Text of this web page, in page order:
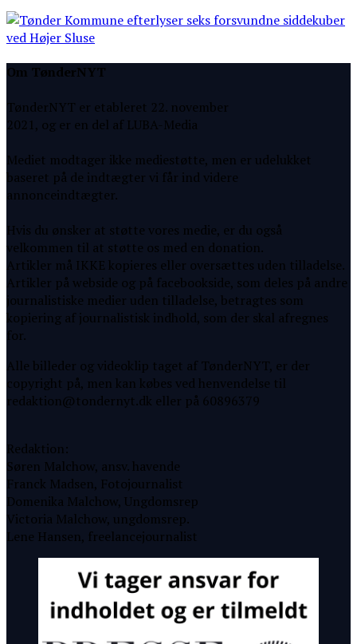
Om TønderNYT
TønderNYT er etableret 22. november
2021, og er en del af LUBA-Media
Mediet modtager ikke mediestøtte, men er udelukket
baseret på de indtægter vi får ind videre
annonceindtægter.
Hvis du ønsker at støtte vores medie, er du også
velkommen til at støtte os med en donation.
Artikler må IKKE kopieres eller oversættes uden tilladelse.
Artikler på webside og på facebookside, som deles på andre
journalistiske medier uden tilladelse, betragtes som
kopiering af journalistisk indhold, som der skal afregnes
for.
Alle billeder og videoklip taget af TønderNYT, er der
copyright på, men kan købes ved henvendelse til
redaktion@tondernyt.dk eller på 60896379
Redaktion:
Søren Malchow, ansv. havende
Franck Madsen, Fotojournalist
Domenika Malchow, Ungdomsrep
Victoria Malchow, ungdomsrep.
Lene Hansen, freelancejournalist